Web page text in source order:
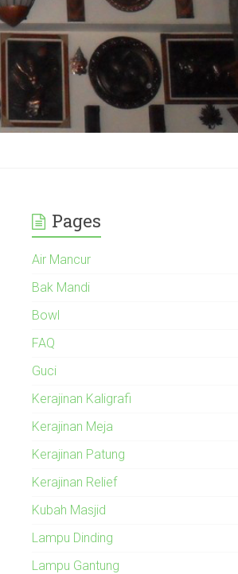
Pages
Air Mancur
Bak Mandi
Bowl
FAQ
Guci
Kerajinan Kaligrafi
Kerajinan Meja
Kerajinan Patung
Kerajinan Relief
Kubah Masjid
Lampu Dinding
Lampu Gantung